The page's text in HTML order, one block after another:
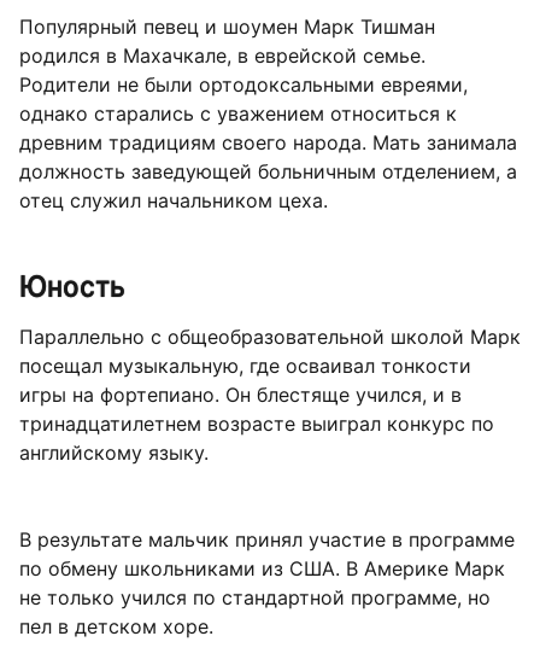
Популярный певец и шоумен Марк Тишман
родился в Махачкале, в еврейской семье.
Родители не были ортодоксальными евреями,
однако старались с уважением относиться к
древним традициям своего народа. Мать занимала
должность заведующей больничным отделением, а
отец служил начальником цеха.
Юность
Параллельно с общеобразовательной школой Марк
посещал музыкальную, где осваивал тонкости
игры на фортепиано. Он блестяще учился, и в
тринадцатилетнем возрасте выиграл конкурс по
английскому языку.
В результате мальчик принял участие в программе
по обмену школьниками из США. В Америке Марк
не только учился по стандартной программе, но
пел в детском хоре.